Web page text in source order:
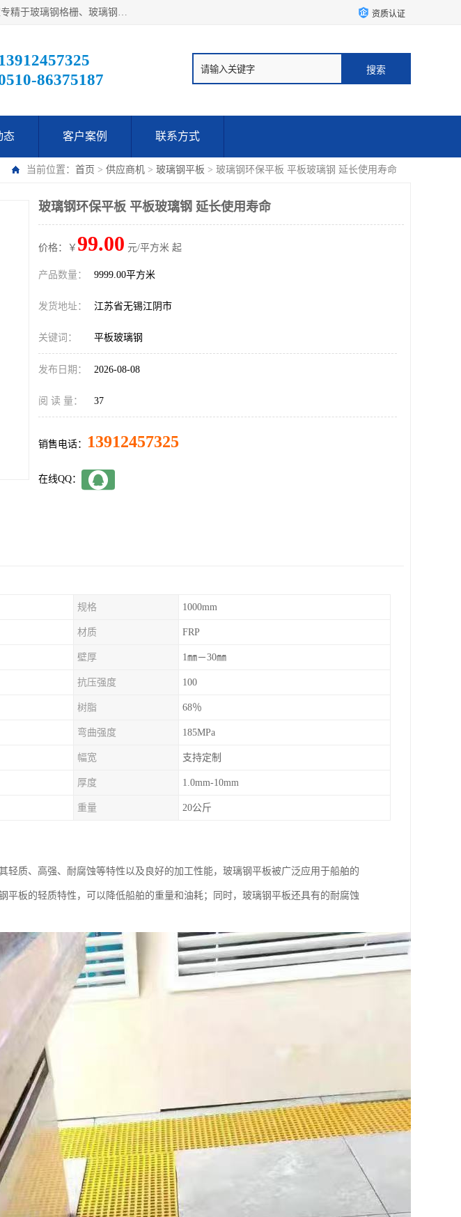
江阴市翔鼎复合材料有限公司,位于美丽富饶的中国经济百强县第一县级市的-江苏省江阴市，是一家专精于玻璃钢格栅、玻璃钢新材料,镀锌钢格板，机械设备生产制造及研发的科技型企业；公司产品已销往了世界多个国家和地区，公司人决心加倍努力愿与广大社会同仁精诚合作共创辉煌！ 资质认证
86375187
态 客户案例 联系方式
当前位置： 首页 > 供应商机 > 玻璃钢平板 > 玻璃钢环保平板 平板玻璃钢 延长使用寿命
玻璃钢环保平板 平板玻璃钢 延长使用寿命
价格：￥ 99.00 元/平方米 起
产品数量： 9999.00平方米
发货地址： 江苏省无锡江阴市
关键词： 平板玻璃钢
发布日期： 2026-08-08
阅 读 量： 37
销售电话： 13912457325
在线QQ：
规格 1000mm
材质 FRP
壁厚 1㎜－30㎜
抗压强度 100
树脂 68％
弯曲强度 185MPa
幅宽 支持定制
厚度 1.0mm-10mm
重量 20公斤
轻质、高强、耐腐蚀等特性以及良好的加工性能，玻璃钢平板被广泛应用于船舶的
平板的轻质特性，可以降低船舶的重量和油耗；同时，玻璃钢平板还具有的耐腐蚀